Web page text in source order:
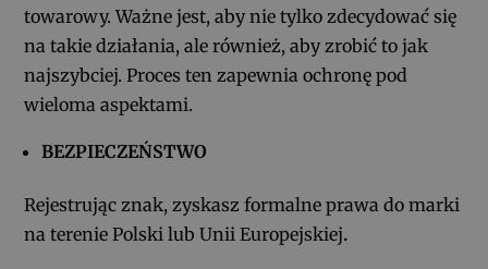
towarowy. Ważne jest, aby nie tylko zdecydować się
na takie działania, ale również, aby zrobić to jak
najszybciej. Proces ten zapewnia ochronę pod
wieloma aspektami.
BEZPIECZEŃSTWO
Rejestrując znak, zyskasz formalne prawa do marki
na terenie Polski lub Unii Europejskiej.